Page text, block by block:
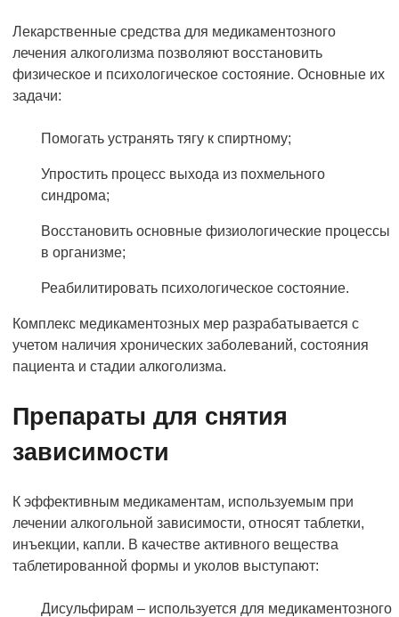
Лекарственные средства для медикаментозного
лечения алкоголизма позволяют восстановить
физическое и психологическое состояние. Основные их
задачи:
Помогать устранять тягу к спиртному;
Упростить процесс выхода из похмельного
синдрома;
Восстановить основные физиологические процессы
в организме;
Реабилитировать психологическое состояние.
Комплекс медикаментозных мер разрабатывается с
учетом наличия хронических заболеваний, состояния
пациента и стадии алкоголизма.
Препараты для снятия
зависимости
К эффективным медикаментам, используемым при
лечении алкогольной зависимости, относят таблетки,
инъекции, капли. В качестве активного вещества
таблетированной формы и уколов выступают:
Дисульфирам – используется для медикаментозного